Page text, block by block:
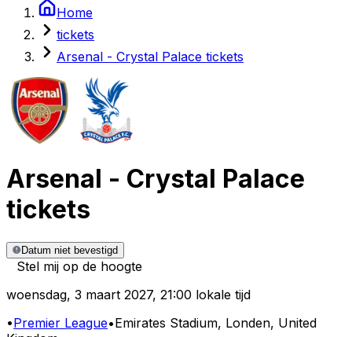
Home
tickets
Arsenal - Crystal Palace tickets
Arsenal - Crystal Palace
tickets
Datum niet bevestigd
Stel mij op de hoogte
woensdag, 3 maart 2027, 21:00 lokale tijd
•Premier League•Emirates Stadium, Londen, United